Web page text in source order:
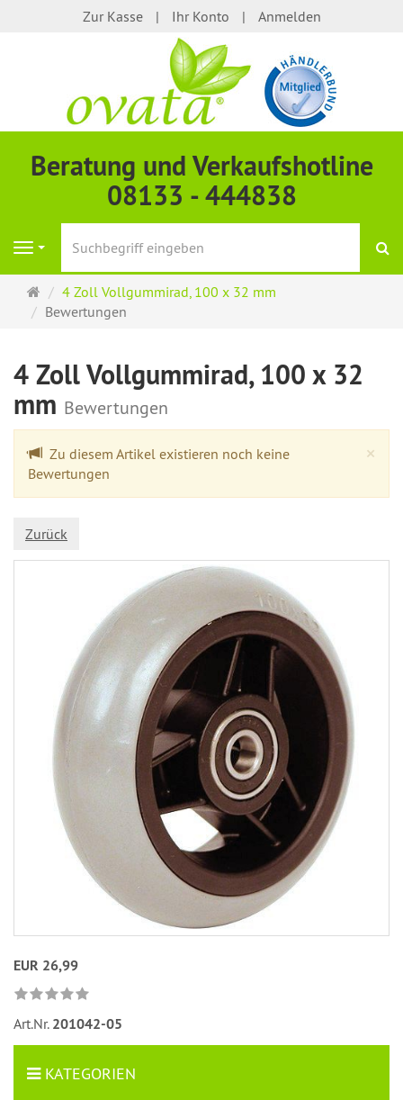
Zur Kasse Ihr Konto Anmelden
Beratung und Verkaufshotline
08133 - 444838
Navigation
Startseite
4 Zoll Vollgummirad, 100 x 32 mm
Bewertungen
4 Zoll Vollgummirad, 100 x 32
mm Bewertungen
×
Zu diesem Artikel existieren noch keine
Bewertungen
Zurück
EUR 26,99
Art.Nr. 201042-05
KATEGORIEN